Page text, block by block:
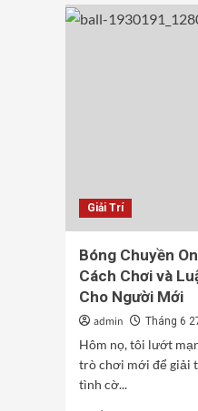
Giải Trí
Bóng Chuyền
Cách Chơi và
Cho Người Mới
admin Tháng 6
Hôm nọ, tôi lướt
trò chơi mới để giải
tình cờ...